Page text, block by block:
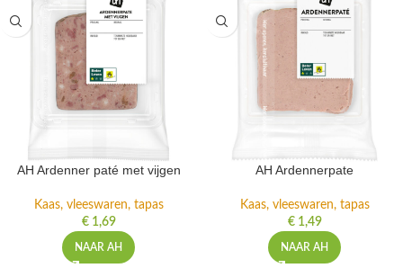
AH Ardenner paté met vijgen
Kaas, vleeswaren, tapas
€1,69
NAAR AH
AH Ardennerpate
Kaas, vleeswaren, tapas
€1,49
NAAR AH